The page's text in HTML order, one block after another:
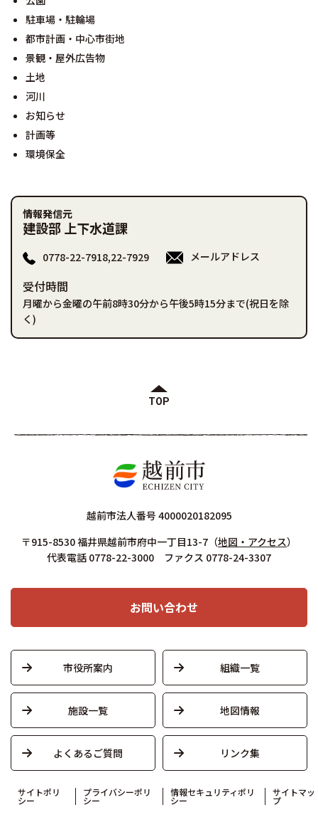
駐車場・駐輪場
都市計画・中心市街地
景観・屋外広告物
土地
河川
お知らせ
計画等
環境保全
情報発信元
建設部 上下水道課
0778-22-7918,22-7929 メールアドレス
受付時間
月曜から金曜の午前8時30分から午後5時15分まで(祝日を除
く)
TOP
越前市法人番号 4000020182095
〒915-8530 福井県越前市府中一丁目13-7 （地図・アクセス）
代表電話 0778-22-3000 ファクス 0778-24-3307
お問い合わせ
市役所案内 組織一覧
施設一覧 地図情報
よくあるご質問 リンク集
サイトポリ
シー
プライバシーポリ
シー
情報セキュリティポリ
シー
サイトマッ
プ